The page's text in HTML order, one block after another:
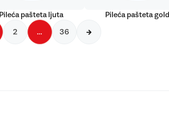
Pileća pašteta ljuta Pileća pašteta gold
2 … 36